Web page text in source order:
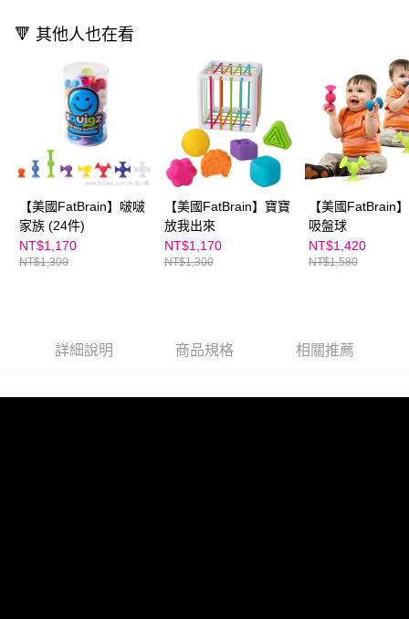
3.完整用戶服務條款，請詳閱以下連結：
１．透過由恩沛科技股份有限公司提供之「AFTEE先享後付」服務完成之交
易，需依本服務之必要範圍內提供個人資料，並將交易相關給付款項請求債
權轉讓予恩沛科技股份有限公司。
２．關於個人資料處理事宜，請瀏覽以下網址：
https://aftee.tw/terms/#terms3
３．未成年的使用者請事先徵得法定代理人或監護人之同意方可使用
「AFTEE先享後付」，若未經同意申辦者引起之損失，本公司不負相關責
任。
４．使用「AFTEE先享後付」時，將依據個別帳號之用戶狀況，依本公司即
時審查核予不同之上限額度；若仍有額度不足之情形，本公司將視審查結果
請求用戶進行身份認證。
５．嚴禁一人註冊多個帳號或使用他人資訊註冊。若發現惡意使用之情形，
恩沛科技股份有限公司將有權停止該用戶之使用額度並採取法律行動。
🔻 其他人也在看
【美國FatBrain】啵啵
家族 (24件)
NT$1,170
NT$1,300
【美國FatBrain】寶寶
放我出來
NT$1,170
NT$1,300
【美國FatBrain
吸盤球
NT$1,420
NT$1,580
詳細說明 商品規格 相關推薦